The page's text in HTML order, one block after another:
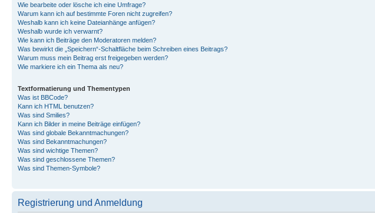
Wie bearbeite oder lösche ich eine Umfrage?
Warum kann ich auf bestimmte Foren nicht zugreifen?
Weshalb kann ich keine Dateianhänge anfügen?
Weshalb wurde ich verwarnt?
Wie kann ich Beiträge den Moderatoren melden?
Was bewirkt die „Speichern“-Schaltfläche beim Schreiben eines Beitrags?
Warum muss mein Beitrag erst freigegeben werden?
Wie markiere ich ein Thema als neu?
Textformatierung und Thementypen
Was ist BBCode?
Kann ich HTML benutzen?
Was sind Smilies?
Kann ich Bilder in meine Beiträge einfügen?
Was sind globale Bekanntmachungen?
Was sind Bekanntmachungen?
Was sind wichtige Themen?
Was sind geschlossene Themen?
Was sind Themen-Symbole?
Registrierung und Anmeldung